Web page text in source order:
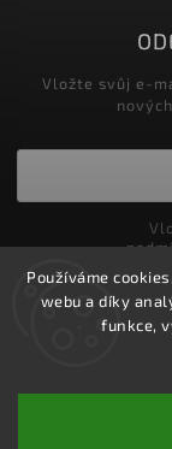
Používáme
webu a díky
funkce,
Vložte svůj e-